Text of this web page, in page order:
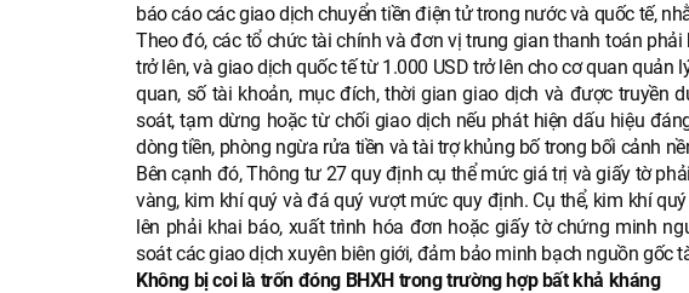
báo cáo các giao dịch chuyển tiền điện tử trong nước và quốc tế,
Theo đó, các tổ chức tài chính và đơn vị trung gian thanh toán
trở lên, và giao dịch quốc tế từ 1.000 USD trở lên cho cơ quan
quan, số tài khoản, mục đích, thời gian giao dịch và được truyền
soát, tạm dừng hoặc từ chối giao dịch nếu phát hiện dấu hiệu
dòng tiền, phòng ngừa rửa tiền và tài trợ khủng bố trong bối cảnh
Bên cạnh đó, Thông tư 27 quy định cụ thể mức giá trị và giấy tờ
vàng, kim khí quý và đá quý vượt mức quy định. Cụ thể, kim khí
lên phải khai báo, xuất trình hóa đơn hoặc giấy tờ chứng minh
soát các giao dịch xuyên biên giới, đảm bảo minh bạch nguồn gốc
Không bị coi là trốn đóng BHXH trong trường hợp bất khả kháng